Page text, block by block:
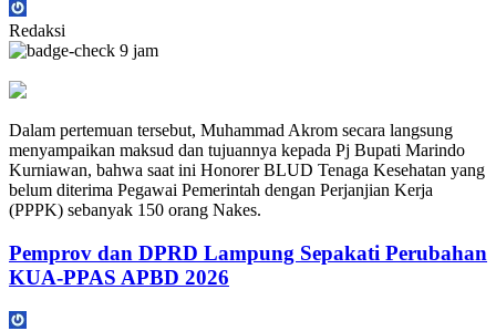
Redaksi
9 jam
Dalam pertemuan tersebut, Muhammad Akrom secara langsung
menyampaikan maksud dan tujuannya kepada Pj Bupati Marindo
Kurniawan, bahwa saat ini Honorer BLUD Tenaga Kesehatan yang
belum diterima Pegawai Pemerintah dengan Perjanjian Kerja
(PPPK) sebanyak 150 orang Nakes.
Pemprov dan DPRD Lampung Sepakati Perubahan
KUA-PPAS APBD 2026